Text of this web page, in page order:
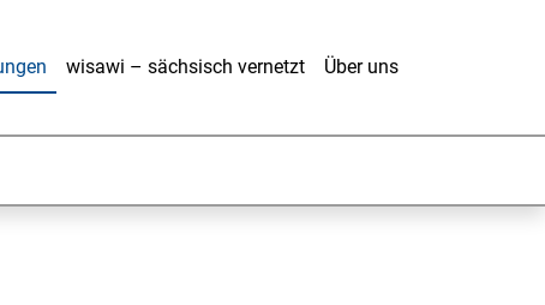
wisawi – sächsisch vernetzt Über uns